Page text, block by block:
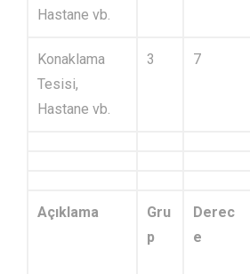
Hastane vb.
Konaklama
Tesisi,
Hastane vb.
3 7
Açıklama
Gru
p
Derec
e